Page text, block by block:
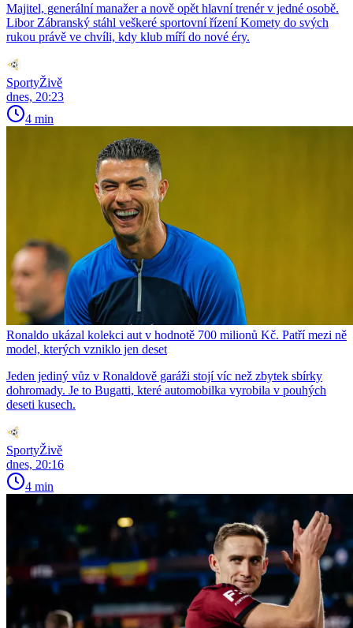
Majitel, generální manažer a nově opět hlavní trenér v jedné osobě.
Libor Zábranský stáhl veškeré sportovní řízení Komety do svých
rukou právě ve chvíli, kdy klub míří do nové éry.
SportyŽivě
dnes, 20:23
4 min
Ronaldo ukázal kolekci aut v hodnotě 700 milionů Kč. Patří mezi ně
model, kterých vzniklo jen deset
Jeden jediný vůz v Ronaldově garáži stojí víc než zbytek sbírky
dohromady. Je to Bugatti, které automobilka vyrobila v pouhých
deseti kusech.
SportyŽivě
dnes, 20:16
4 min